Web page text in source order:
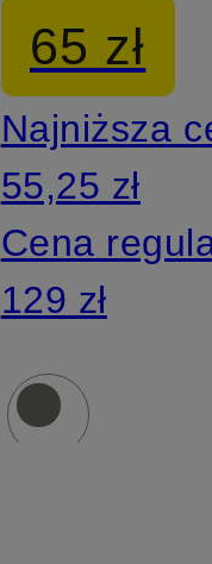
65 zł
Najniższa
55,25 zł
Cena
129 zł